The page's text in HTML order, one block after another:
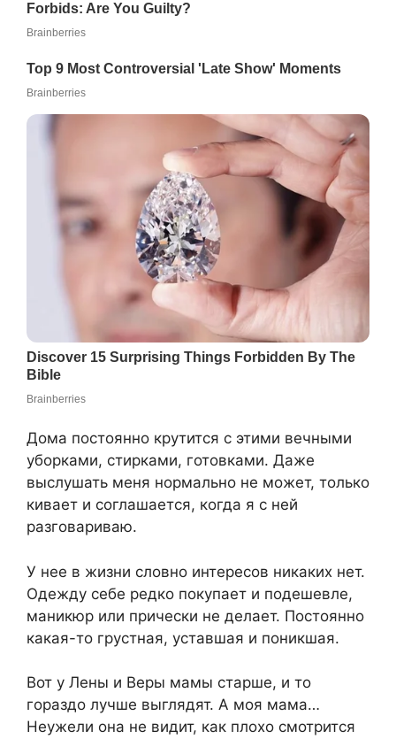
Дома постоянно крутится с этими вечными
уборками, стирками, готовками. Даже
выслушать меня нормально не может, только
кивает и соглашается, когда я с ней
разговариваю.
У нее в жизни словно интересов никаких нет.
Одежду себе редко покупает и подешевле,
маникюр или прически не делает. Постоянно
какая-то грустная, уставшая и поникшая.
Вот у Лены и Веры мамы старше, и то
гораздо лучше выглядят. А моя мама…
Неужели она не видит, как плохо смотрится